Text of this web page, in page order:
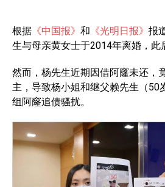
根据 《中国报》 和 《光明日报》 报
生与母亲黄女士于2014年离婚，此
然而，杨先生近期因借阿窿未还，
主，导致杨小姐和继父赖先生（50
组阿窿追债骚扰。